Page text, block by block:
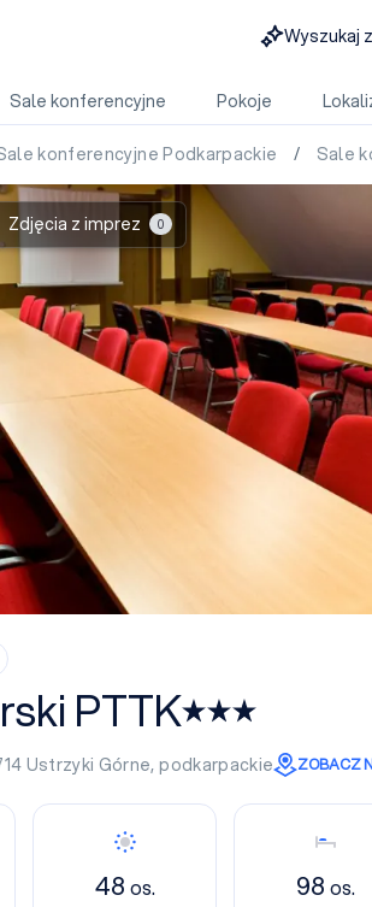
Wyszukaj
Sale konferencyjne Pokoje
konferencyjne Podkarpackie / Sale
Zdjęcia z imprez 0
PTTK
Ustrzyki Górne,podkarpackie ZOBACZ
Bankiet
48 os.
Nocleg
98os.